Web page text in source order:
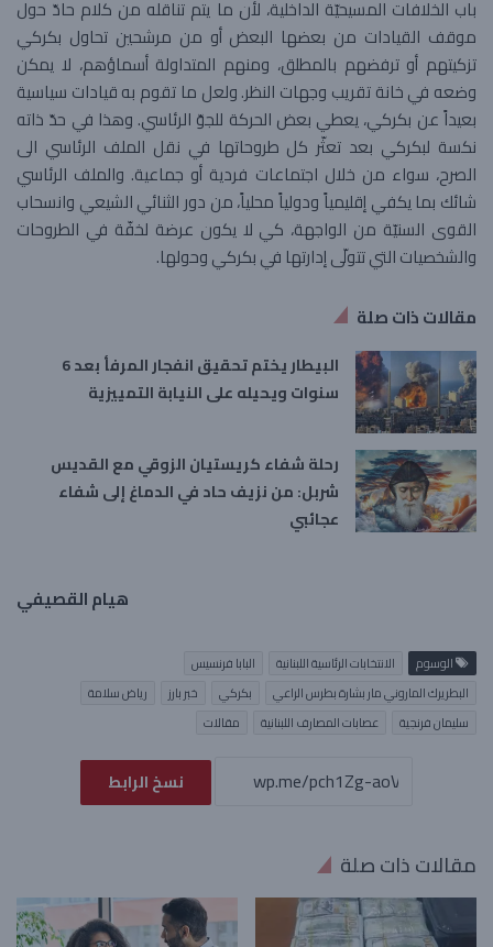
باب الخلافات المسيحيّة الداخلية، لأن ما يتم تناقله من كلام حادّ حول
موقف القيادات من بعضها البعض أو من مرشحين تحاول بكركي
تزكيتهم أو ترفضهم بالمطلق، ومنهم المتداولة أسماؤهم، لا يمكن
وضعه في خانة تقريب وجهات النظر. ولعل ما تقوم به قيادات سياسية
بعيداً عن بكركي، يعطي بعض الحركة للجوّ الرئاسي. وهذا في حدّ ذاته
نكسة لبكركي بعد تعثّر كل طروحاتها في نقل الملف الرئاسي الى
الصرح، سواء من خلال اجتماعات فردية أو جماعية. والملف الرئاسي
شائك بما يكفي إقليمياً ودولياً محلياً، من دور الثنائي الشيعي وانسحاب
القوى السنيّة من الواجهة، كي لا يكون عرضة لخفّة في الطروحات
والشخصيات التي تتولّى إدارتها في بكركي وحولها.
مقالات ذات صلة
البيطار يختم تحقيق انفجار المرفأ بعد 6
سنوات ويحيله على النيابة التمييزية
رحلة شفاء كريستيان الزوقي مع القديس
شربل: من نزيف حاد في الدماغ إلى شفاء
عجائبي
هيام القصيفي
الوسوم الانتخابات الرئاسية اللبنانية
البابا فرنسيس
البطريرك الماروني مار بشارة بطرس الراعي
بكركي خبر بارز
رياض سلامة
سليمان فرنجية
عصابات المصارف اللبنانية مقالات
نسخ الرابط
مقالات ذات صلة